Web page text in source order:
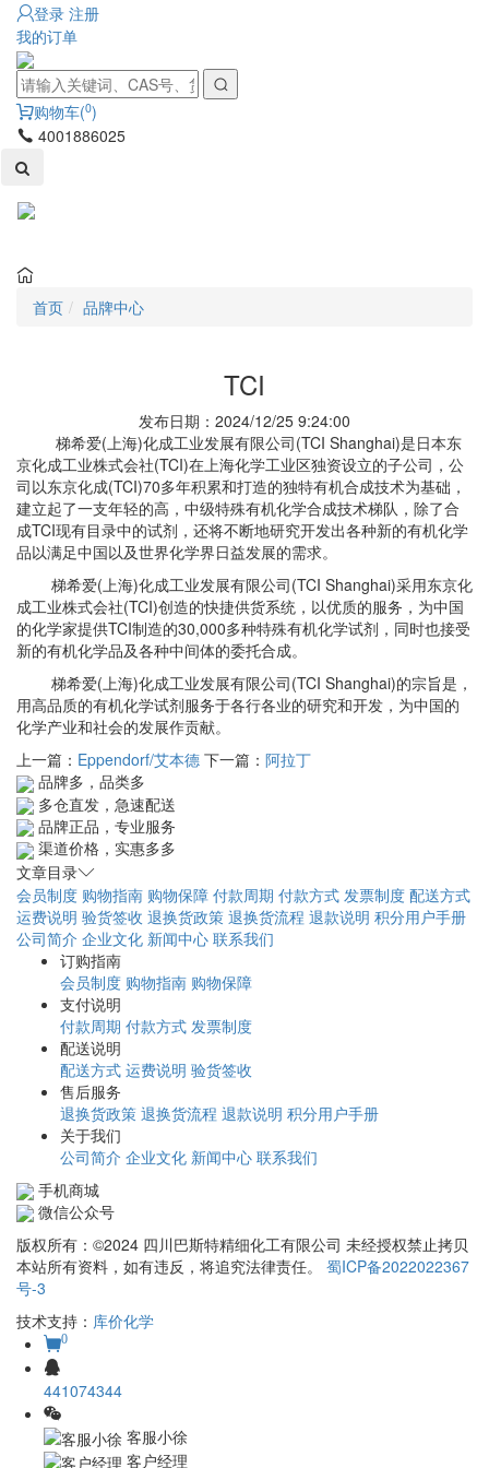
登录 注册
我的订单
购物车(0)
4001886025
首页 品牌中心
TCI
发布日期：2024/12/25 9:24:00
梯希爱(上海)化成工业发展有限公司(TCI Shanghai)是日本东
京化成工业株式会社(TCI)在上海化学工业区独资设立的子公司，公
司以东京化成(TCI)70多年积累和打造的独特有机合成技术为基础，
建立起了一支年轻的高，中级特殊有机化学合成技术梯队，除了合
成TCI现有目录中的试剂，还将不断地研究开发出各种新的有机化学
品以满足中国以及世界化学界日益发展的需求。
梯希爱(上海)化成工业发展有限公司(TCI Shanghai)采用东京化
成工业株式会社(TCI)创造的快捷供货系统，以优质的服务，为中国
的化学家提供TCI制造的30,000多种特殊有机化学试剂，同时也接受
新的有机化学品及各种中间体的委托合成。
梯希爱(上海)化成工业发展有限公司(TCI Shanghai)的宗旨是，
用高品质的有机化学试剂服务于各行各业的研究和开发，为中国的
化学产业和社会的发展作贡献。
上一篇： Eppendorf/艾本德 下一篇： 阿拉丁
品牌多，品类多
多仓直发，急速配送
品牌正品，专业服务
渠道价格，实惠多多
文章目录
会员制度 购物指南 购物保障 付款周期 付款方式 发票制度 配送方式
运费说明 验货签收 退换货政策 退换货流程 退款说明 积分用户手册
公司简介 企业文化 新闻中心 联系我们
订购指南
会员制度 购物指南 购物保障
支付说明
付款周期 付款方式 发票制度
配送说明
配送方式 运费说明 验货签收
售后服务
退换货政策 退换货流程 退款说明 积分用户手册
关于我们
公司简介 企业文化 新闻中心 联系我们
手机商城
微信公众号
版权所有：©2024 四川巴斯特精细化工有限公司 未经授权禁止拷贝
本站所有资料，如有违反，将追究法律责任。 蜀ICP备2022022367
号-3
技术支持： 库价化学
0
441074344
客服小徐
客户经理